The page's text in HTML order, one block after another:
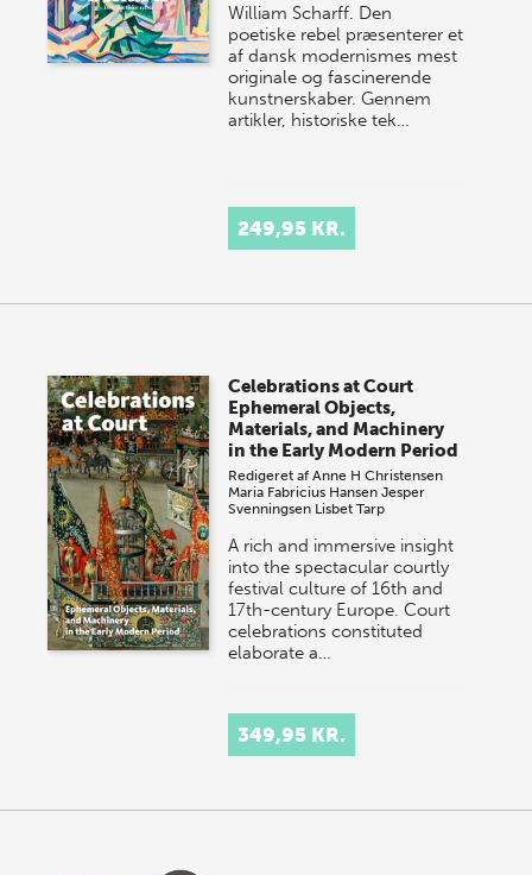
William Scharff. Den
poetiske rebel præsenterer et
af dansk modernismes mest
originale og fascinerende
kunstnerskaber. Gennem
artikler, historiske tek…
249,95 KR.
Celebrations at Court
Ephemeral Objects,
Materials, and Machinery
in the Early Modern Period
Redigeret afAnne H Christensen
Maria Fabricius Hansen Jesper
Svenningsen Lisbet Tarp
A rich and immersive insight
into the spectacular courtly
festival culture of 16th and
17th-century Europe. Court
celebrations constituted
elaborate a…
349,95 KR.